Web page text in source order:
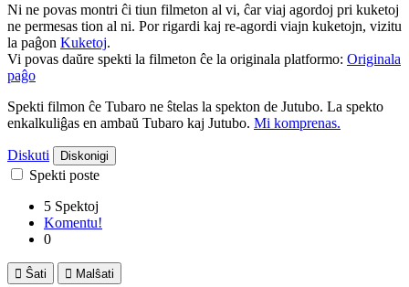
Ni ne povas montri ĉi tiun filmeton al vi, ĉar viaj agordoj pri kuketoj
ne permesas tion al ni. Por rigardi kaj re-agordi viajn kuketojn, vizitu
la paĝon Kuketoj.
Vi povas daŭre spekti la filmeton ĉe la originala platformo: Originala
paĝo
Spekti filmon ĉe Tubaro ne ŝtelas la spekton de Jutubo. La spekto
enkalkuliĝas en ambaŭ Tubaro kaj Jutubo. Mi komprenas.
Diskuti Diskonigi
Spekti poste
5 Spektoj
Komentu!
0
 Ŝati  Malŝati